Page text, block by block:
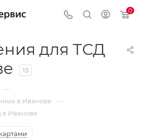
0
для ТСД
15
—
в Иванове —
Иванове